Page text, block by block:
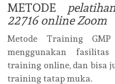
METODE
22716 online Zoom
Metode Training
menggunakan
training online, dan bisa
training tatap muka.